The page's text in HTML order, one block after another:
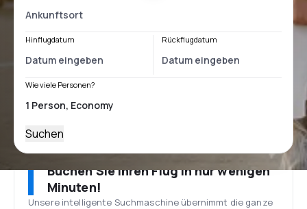
Hinflugdatum Rückflugdatum
Wie viele Personen?
Suchen
Buchen Sie Ihren Flug in nur wenigen
Minuten!
Unsere intelligente Suchmaschine übernimmt die ganze